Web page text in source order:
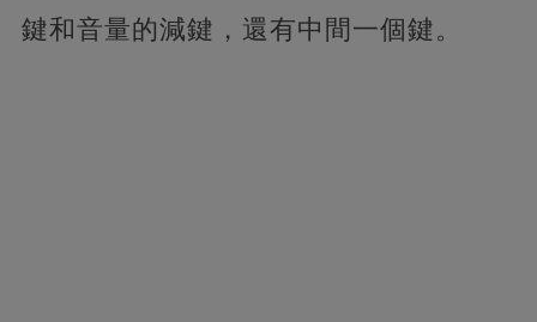
鍵和音量的減鍵，還有中間一個鍵。